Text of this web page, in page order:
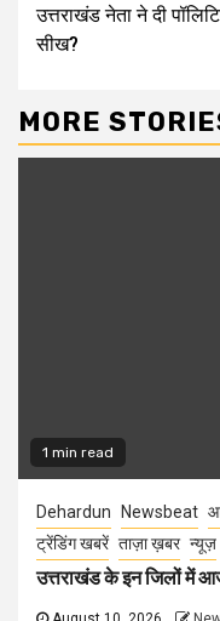
उत्तराखंड नेता ने दी
सीख?
MORE
1 min read
Dehardun Newsbeat
ट्रेंडिंग खबरें ताज़ा ख़बर न्यूज़
उत्तराखंड के इन जिलों में आज